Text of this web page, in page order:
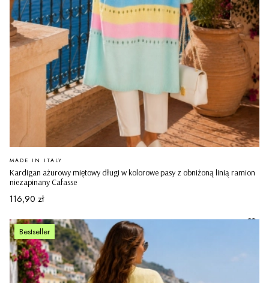
Kardigan ażurowy miętowy długi w kolorowe pasy z obniżoną linią ramion
niezapinany Cafasse
PRODUCENT
MADE IN ITALY
Cena
116,90 zł
Bestseller